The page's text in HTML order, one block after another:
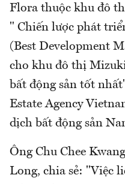
Flora thuộc khu đô
" Chiến lược phát
(Best Development
cho khu đô thị
bất động sản tốt
Estate Agency
dịch bất động sản
Ông Chu Chee
Long, chia sẻ: "Việc